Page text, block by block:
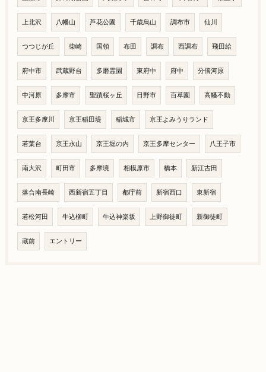
上北沢 八幡山 芦花公園 千歳烏山 調布市 仙川
つつじが丘 柴崎 国領 布田 調布 西調布 飛田給
府中市 武蔵野台 多磨霊園 東府中 府中 分倍河原
中河原 多摩市 聖蹟桜ヶ丘 日野市 百草園 高幡不動
京王多摩川 京王稲田堤 稲城市 京王よみうりランド
若葉台 京王永山 京王堀の内 京王多摩センター 八王子市
南大沢 町田市 多摩境 相模原市 橋本 新江古田
落合南長崎 西新宿五丁目 都庁前 新宿西口 東新宿
若松河田 牛込柳町 牛込神楽坂 上野御徒町 新御徒町
蔵前 エントリー